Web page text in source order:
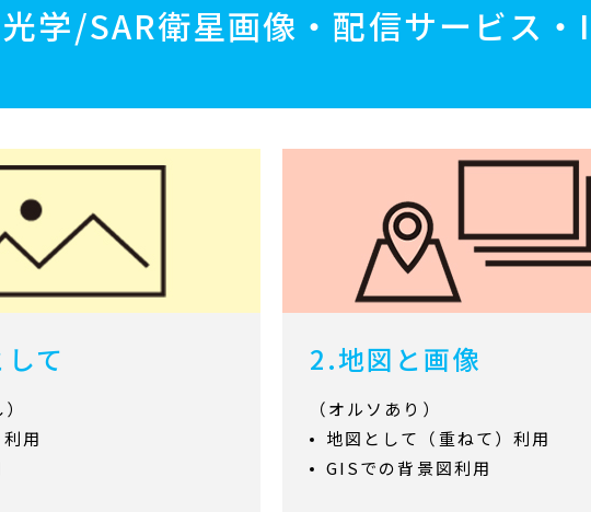
学/SAR衛星画像・配信サービス
て
用
2.地図と画像
（オルソあり）
地図として（重ねて）利用
GISでの背景図利用